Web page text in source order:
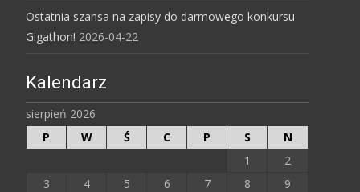
Ostatnia szansa na zapisy do darmowego konkursu
Gigathon! 2026-04-22
Kalendarz
sierpień 2026
P
W Ś C P S
N
1
2
3
4 5 6 7 8
9